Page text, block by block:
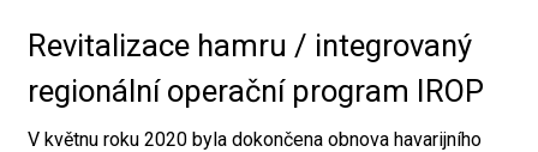
Revitalizace hamru / integrovaný
regionální operační program IROP
V květnu roku 2020 byla dokončena obnova havarijního